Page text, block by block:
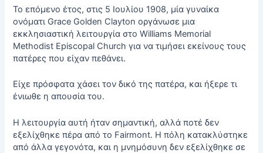
Το επόμενο έτος, στις 5 Ιουλίου 1908, μία γυναίκα
ονόματι Grace Golden Clayton οργάνωσε μια
εκκλησιαστική λειτουργία στο Williams Memorial
Methodist Episcopal Church για να τιμήσει εκείνους τους
πατέρες που είχαν πεθάνει.
Είχε πρόσφατα χάσει τον δικό της πατέρα, και ήξερε τι
ένιωθε η απουσία του.
Η λειτουργία αυτή ήταν σημαντική, αλλά ποτέ δεν
εξελίχθηκε πέρα από το Fairmont. Η πόλη κατακλύστηκε
από άλλα γεγονότα, και η μνημόσυνη δεν εξελίχθηκε σε